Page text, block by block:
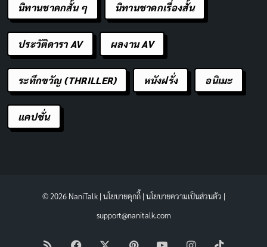
นิทานชาดกสั้น ๆ นิทานชาดกเรื่องสั้น
ประวัติดารา AV ผลงาน AV
ระทึกขวัญ (THRILLER) หนังฝรั่ง อนิเมะ
แคปชั่น
© 2026 NaniTalk | นโยบายคุกกี้| นโยบายความเป็นส่วนตัว |
support@nanitalk.com
RSS Facebook PinterestYouTubeInstagram